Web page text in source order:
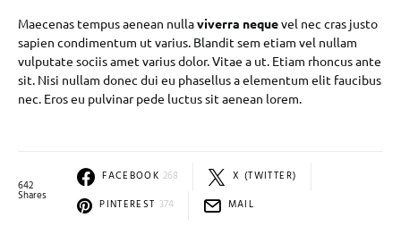
Maecenas tempus aenean nullaviverra nequevel nec cras justo
sapien condimentum ut varius. Blandit sem etiam vel nullam
vulputate sociis amet varius dolor. Vitae a ut. Etiam rhoncus ante
sit. Nisi nullam donec dui eu phasellus a elementum elit faucibus
nec. Eros eu pulvinar pede luctus sit aenean lorem.
642
Shares
FACEBOOK 268
X (TWITTER)
PINTEREST 374 MAIL